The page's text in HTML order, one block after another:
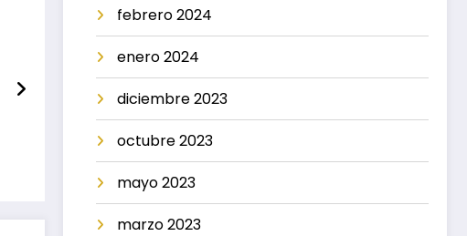
febrero 2024
enero 2024
diciembre 2023
octubre 2023
mayo 2023
marzo 2023